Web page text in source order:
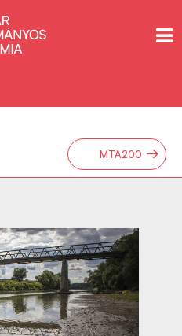
MTA200 →